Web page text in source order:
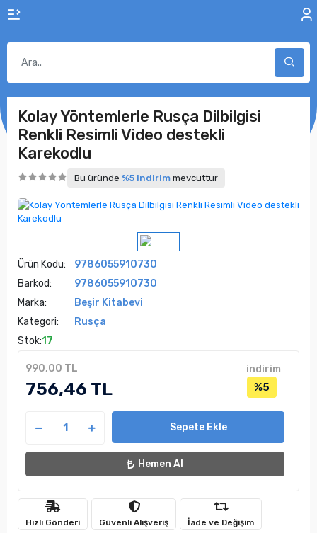
Kolay Yöntemlerle Rusça Dilbilgisi
Renkli Resimli Video destekli
Karekodlu
Bu üründe %5 indirim mevcuttur
Ürün Kodu:
9786055910730
Barkod:
9786055910730
Marka:
Beşir Kitabevi
Kategori:
Rusça
Stok:17
990,00 TL
756,46 TL
indirim
%5
Sepete Ekle
Hemen Al
Hızlı Gönderi Güvenli Alışveriş İade ve Değişim